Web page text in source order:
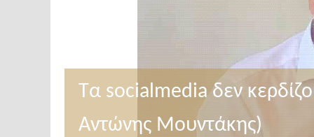
Τα socialmedia δεν
Αντώνης Μουντάκης)